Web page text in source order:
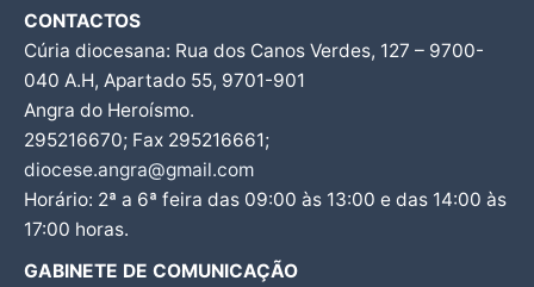
CONTACTOS
Cúria diocesana: Rua dos Canos Verdes, 127 – 9700-
040 A.H, Apartado 55, 9701-901
Angra do Heroísmo.
295216670; Fax 295216661;
diocese.angra@gmail.com
Horário: 2ª a 6ª feira das 09:00 às 13:00 e das 14:00 às
17:00 horas.
GABINETE DE COMUNICAÇÃO